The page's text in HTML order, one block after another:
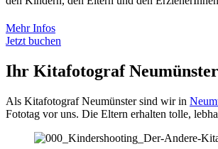
Mehr Infos
Jetzt buchen
Ihr Kitafotograf Neumünster
Als Kitafotograf Neumünster sind wir in
Fototag vor uns. Die Eltern erhalten tolle,